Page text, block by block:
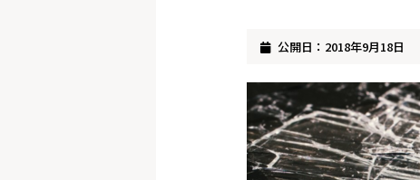
公開日：2018年9月18日